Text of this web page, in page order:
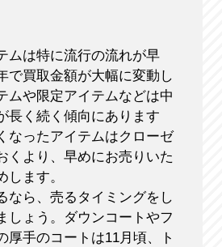
ムは特に流行の流れが早
で買取金額が大幅に変動し
ムや限定アイテムなどは中
長く続く傾向にあります
なったアイテムはクローゼ
くより、早めにお売りいた
します。
なら、売るタイミングをし
しょう。ダウンコートやフ
厚手のコートは11月頃、ト